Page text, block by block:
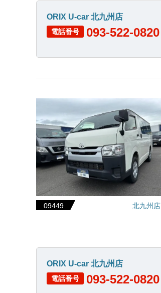
ORIX U-car 北九州店
電話番号 093-522-0820
09449 北九州店
ORIX U-car 北九州店
電話番号 093-522-0820